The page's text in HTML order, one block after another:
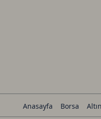
Anasayfa Borsa Altın